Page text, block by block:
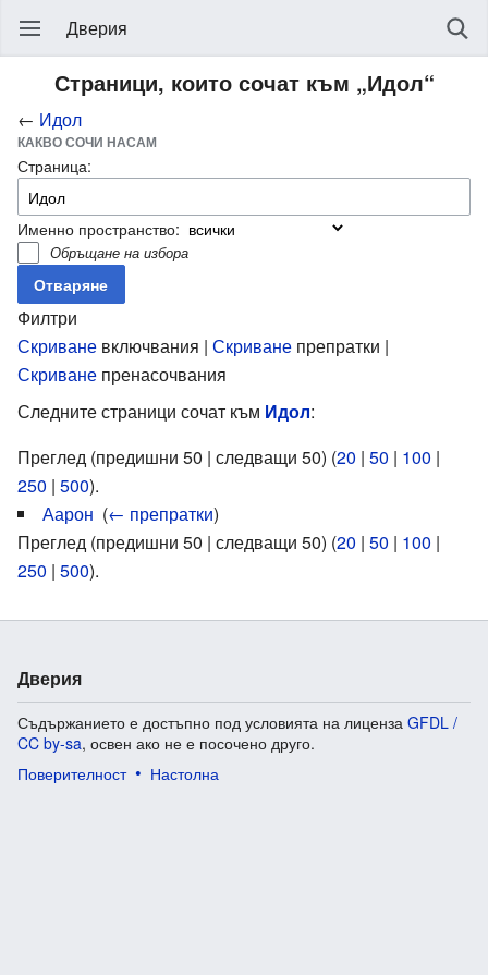
Дверия
Страници, които сочат към „Идол“
← Идол
КАКВО СОЧИ НАСАМ
Страница:
Именно пространство:
Обръщане на избора
Филтри
Скриване включвания | Скриване препратки |
Скриване пренасочвания
Следните страници сочат към Идол:
Преглед (предишни 50 | следващи 50) (20 | 50 | 100 |
250 | 500).
Аарон (← препратки)
Преглед (предишни 50 | следващи 50) (20 | 50 | 100 |
250 | 500).
Дверия
Съдържанието е достъпно под условията на лиценза GFDL /
CC by-sa, освен ако не е посочено друго.
Поверителност
Настолна